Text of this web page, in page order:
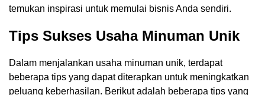
temukan inspirasi untuk memulai bisnis Anda sendiri.
Tips Sukses Usaha Minuman Unik
Dalam menjalankan usaha minuman unik, terdapat
beberapa tips yang dapat diterapkan untuk meningkatkan
peluang keberhasilan. Berikut adalah beberapa tips yang